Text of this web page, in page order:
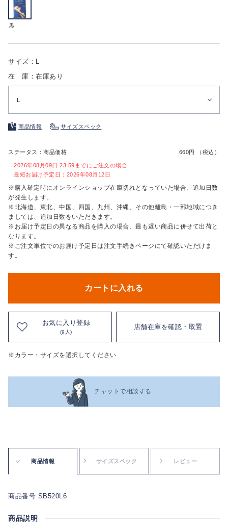
黒
サイズ：L
在 庫：在庫あり
L
商品情報 サイズスペック
ステータス：商品価格 660円 （税込）
2026年08月09日 23:59までにご注文の場合
最短お届け予定日：2026年08月12日
※購入確定時にオンラインショップ在庫切れとなっていた場合、追加日数
が発生します。
※北海道、東北、中国、四国、九州、沖縄、その他離島・一部地域につき
ましては、追加日数をいただきます。
※お届け予定日の異なる商品を購入の場合、最も遅い商品に併せて出荷と
なります。
※ご注文単位でのお届け予定日は注文手続きページにて確認いただけま
す。
カートに入れる
お気に入り登録
(9人)
店舗在庫を確認・取置
※カラー・サイズを選択してください
チャットで相談する
商品情報 サイズスペック レビュー
商品番号 SB520L6
商品説明